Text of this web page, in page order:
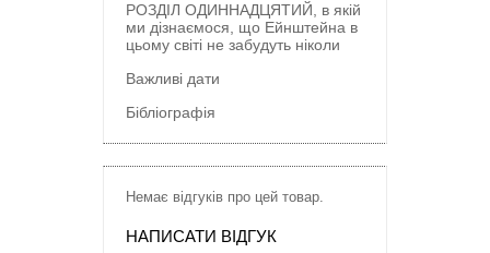
РОЗДІЛ ОДИННАДЦЯТИЙ, в якій
ми дізнаємося, що Ейнштейна в
цьому світі не забудуть ніколи
Важливі дати
Бібліографія
Немає відгуків про цей товар.
НАПИСАТИ ВІДГУК